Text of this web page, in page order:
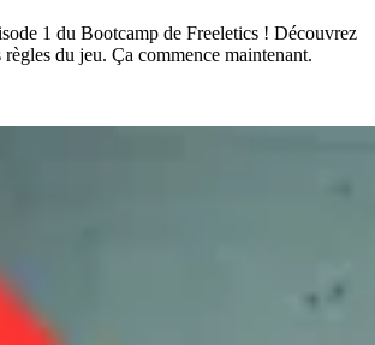
1 du Bootcamp de Freeletics ! Découvrez
du jeu. Ça commence maintenant.